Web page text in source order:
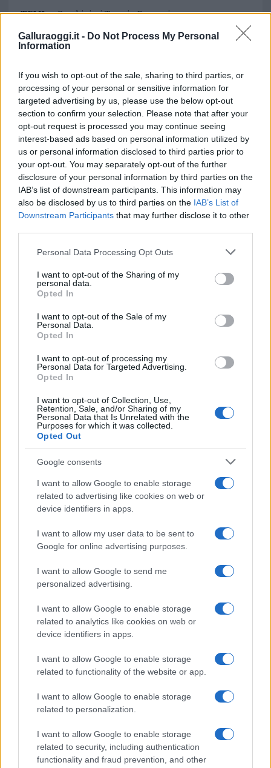
Galluraoggi.it - Do Not Process My Personal
Information
If you wish to opt-out of the sale, sharing to third parties, or
processing of your personal or sensitive information for
targeted advertising by us, please use the below opt-out
section to confirm your selection. Please note that after your
opt-out request is processed you may continue seeing
interest-based ads based on personal information utilized by
us or personal information disclosed to third parties prior to
your opt-out. You may separately opt-out of the further
disclosure of your personal information by third parties on the
IAB’s list of downstream participants. This information may
also be disclosed by us to third parties on the IAB’s List of
Downstream Participants that may further disclose it to other
Please note that this website/app uses one or more Google
not limited to your visit or usage behaviour. You may click to
grant or deny consent to Google and its third-party tags to
use your data for below specified purposes in below Google
consent section.
Personal Data Processing Opt Outs
I want to opt-out of the Sharing of my
personal data.
Opted In
I want to opt-out of the Sale of my
Personal Data.
Opted In
I want to opt-out of processing my
Personal Data for Targeted Advertising.
Opted In
I want to opt-out of Collection, Use,
Retention, Sale, and/or Sharing of my
Personal Data that Is Unrelated with the
Purposes for which it was collected.
Opted Out
Google consents
I want to allow Google to enable storage
related to advertising like cookies on web or
device identifiers in apps.
I want to allow my user data to be sent to
Google for online advertising purposes.
I want to allow Google to send me
personalized advertising.
I want to allow Google to enable storage
related to analytics like cookies on web or
device identifiers in apps.
I want to allow Google to enable storage
related to functionality of the website or app.
I want to allow Google to enable storage
related to personalization.
I want to allow Google to enable storage
related to security, including authentication
functionality and fraud prevention, and other
TEMI:
Carabinieri Tempio Pausania
Controlli Carabinieri Gallura
Denunce Gallura
Guida Stato Ebbrezza Gallura
Strade Gallura
Notizie in tempo reale?
Entra nel canale telegram di
GalluraOggi.it
Inviaci le tue segnalazioni,
i tuoi video e le tue foto
Ricevi le nostre ultime news
F
a
ce
b
o
o
k
T
w
it
te
r
Pi
te
re
st
W
s
A
p
p
S
re
Articolo precedente
Le previsioni meteo per il weekend a Olbia e in
Gallura
Michelle Hunziker in Gallura, bella anche dal
vivo: un amico vip svela come fa
Calangianus, dopo le polemiche il centro
accoglienza minori chiude
Olbia, divieto di sosta contro spaccio e degrado:
esplode la protesta